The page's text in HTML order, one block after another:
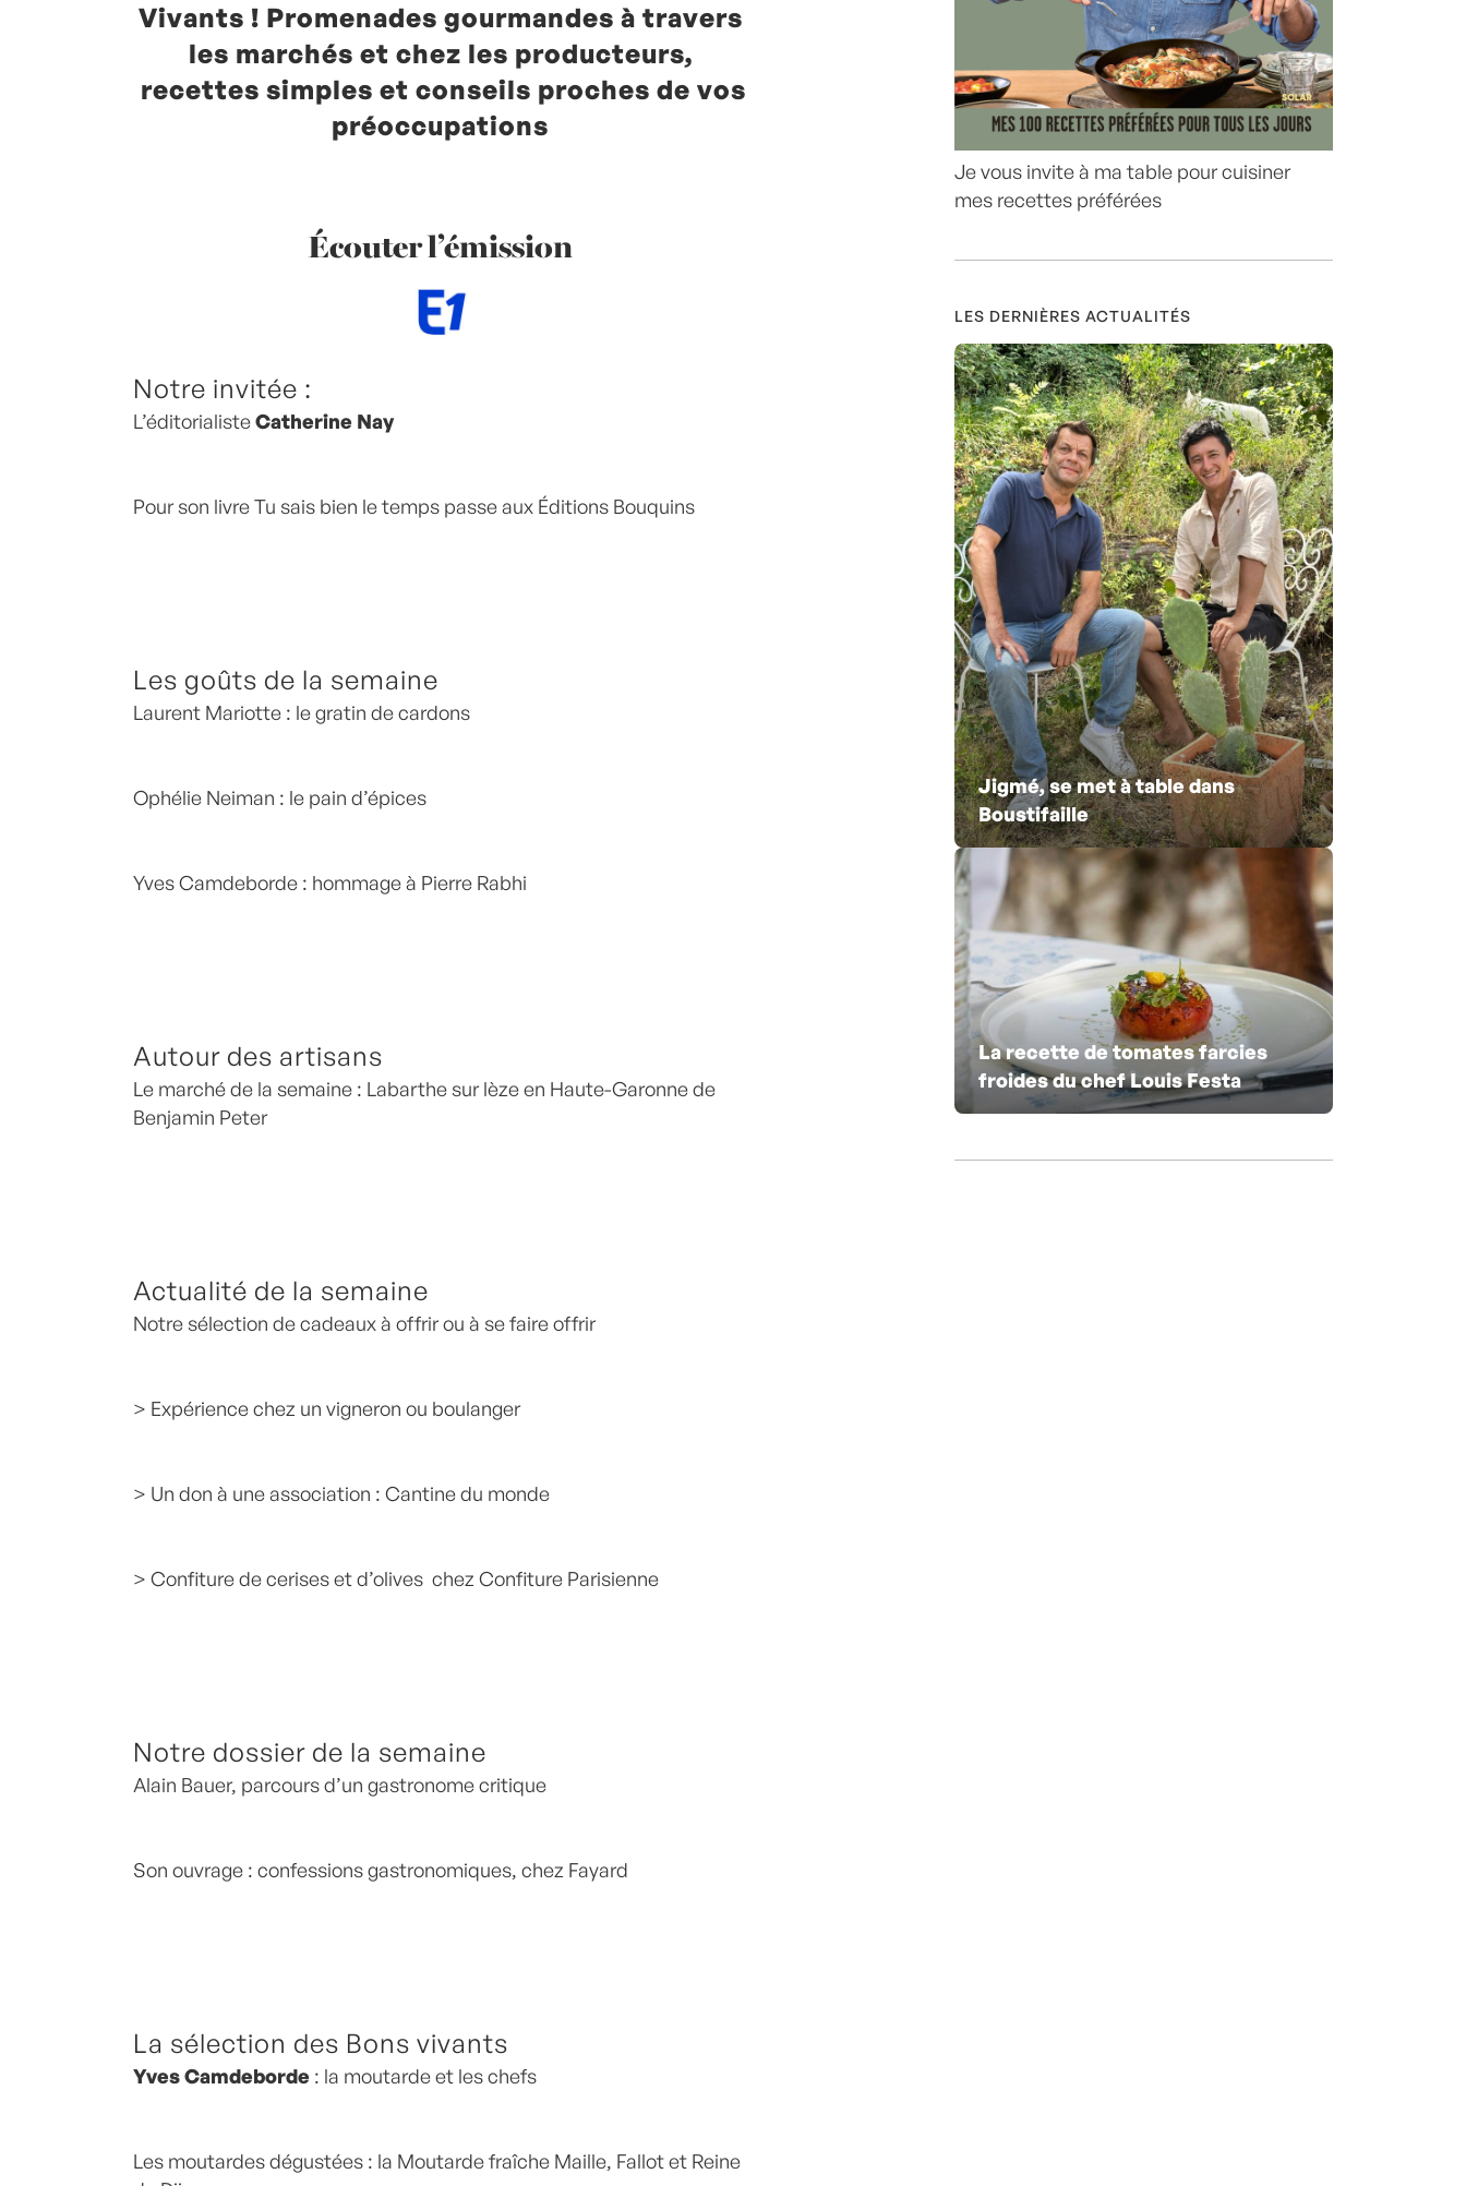
Vivants ! Promenades gourmandes à travers
les marchés et chez les producteurs,
recettes simples et conseils proches de vos
préoccupations
Écouter l’émission
Notre invitée :
L’éditorialisteCatherine Nay
Pour son livre Tu sais bien le temps passe aux Éditions Bouquins
Les goûts de la semaine
Laurent Mariotte : le gratin de cardons
Ophélie Neiman : le pain d’épices
Yves Camdeborde : hommage à Pierre Rabhi
Autour des artisans
Le marché de la semaine : Labarthe sur lèze en Haute-Garonne de
Benjamin Peter
Actualité de la semaine
Notre sélection de cadeaux à offrir ou à se faire offrir
> Expérience chez un vigneron ou boulanger
> Un don à une association : Cantine du monde
> Confiture de cerises et d’olives chez Confiture Parisienne
Notre dossier de la semaine
Alain Bauer, parcours d’un gastronome critique
Son ouvrage : confessions gastronomiques, chez Fayard
La sélection des Bons vivants
Yves Camdeborde : la moutarde et les chefs
Les moutardes dégustées : la Moutarde fraîche Maille, Fallot et Reine
Je vous invite à ma table pour cuisiner
mes recettes préférées
LES DERNIÈRES ACTUALITÉS
Jigmé, se met à table dans
Boustifaille
La recette de tomates farcies
froides du chef Louis Festa